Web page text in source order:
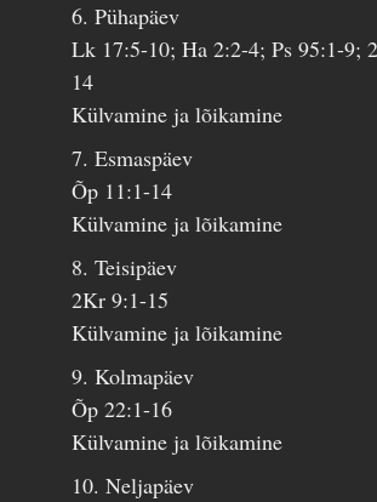
6. Pühapäev
Lk 17:5-10; Ha 2:2-4; Ps 95:1-9;
14
Külvamine ja lõikamine
7. Esmaspäev
Õp 11:1-14
Külvamine ja lõikamine
8. Teisipäev
2Kr 9:1-15
Külvamine ja lõikamine
9. Kolmapäev
Õp 22:1-16
Külvamine ja lõikamine
10. Neljapäev